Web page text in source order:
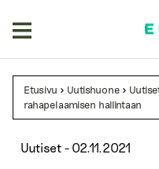
Etusivu > Uutishuone >
rahapelaamisen hallintaan
Uutiset - 02.11.2021